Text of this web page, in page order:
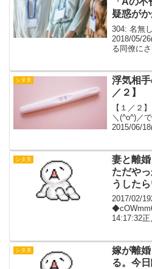
疑惑が
304: 名無
2018/05/
る同僚に
奴なのか
シタ夫
浮気相
／２】
【１／
＼(^o^)／
2015/06/
シタ夫
妻と離婚
ただや
うした
2017/02/
14:17:32
で...
シタ夫
嫁が離
る。今